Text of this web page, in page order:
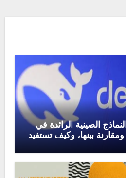
الصينية الرائدة في
بينها، وكيف تستفيد